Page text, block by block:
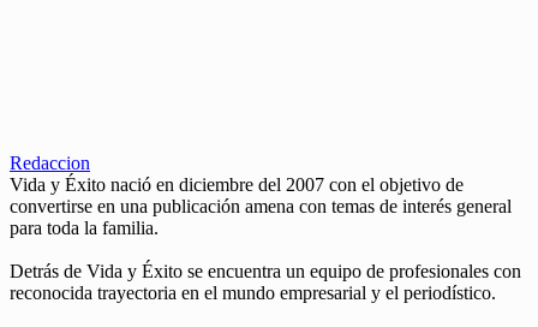
Redaccion
Vida y Éxito nació en diciembre del 2007 con el objetivo de
convertirse en una publicación amena con temas de interés general
para toda la familia.
Detrás de Vida y Éxito se encuentra un equipo de profesionales con
reconocida trayectoria en el mundo empresarial y el periodístico.